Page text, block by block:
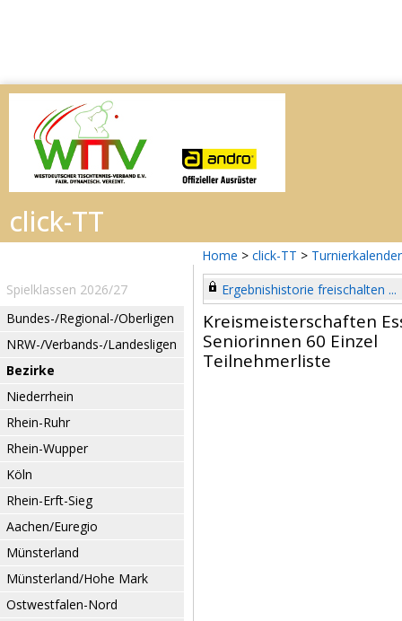
Home > click-TT > Turnierkalender
Spielklassen 2026/27
Bundes-/Regional-/Oberligen
NRW-/Verbands-/Landesligen
Bezirke
Niederrhein
Rhein-Ruhr
Rhein-Wupper
Köln
Rhein-Erft-Sieg
Aachen/Euregio
Münsterland
Münsterland/Hohe Mark
Ostwestfalen-Nord
Ergebnishistorie freischalten ...
Kreismeisterschaften
Seniorinnen 60 Einzel
Teilnehmerliste